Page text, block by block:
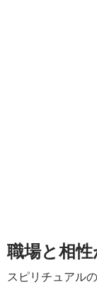
職場と相
スピリチュアル